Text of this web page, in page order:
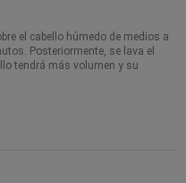
el cabello húmedo de medios a
Posteriormente, se lava el
tendrá más volumen y su